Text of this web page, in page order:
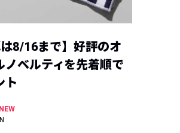
は8/16まで】好評のオ
ノベルティを先着順で
ト
NEW